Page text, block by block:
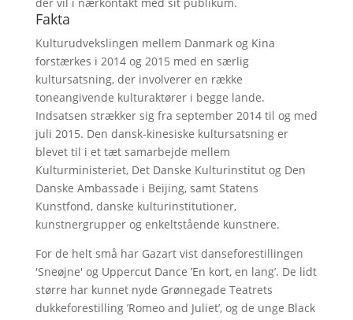
Fakta
Kulturudvekslingen mellem Danmark og Kina
forstærkes i 2014 og 2015 med en særlig
kultursatsning, der involverer en række
toneangivende kulturaktører i begge lande.
Indsatsen strækker sig fra september 2014 til og med
juli 2015. Den dansk-kinesiske kultursatsning er
blevet til i et tæt samarbejde mellem
Kulturministeriet, Det Danske Kulturinstitut og Den
Danske Ambassade i Beijing, samt Statens
Kunstfond, danske kulturinstitutioner,
kunstnergrupper og enkeltstående kunstnere.
For de helt små har Gazart vist danseforestillingen
'Sneøjne' og Uppercut Dance ’En kort, en lang’. De lidt
større har kunnet nyde Grønnegade Teatrets
dukkeforestilling ’Romeo and Juliet’, og de unge Black